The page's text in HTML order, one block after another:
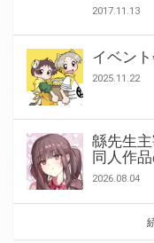
2017.11.13
イベン
2025.11.22
緜先生
同人作
2026.08.04